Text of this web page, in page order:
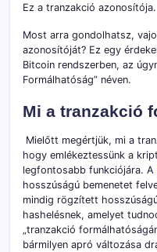
Ez a tranzakció azonosítója.
Most arra gondolhatsz,
azonosítóját? Ez egy
Bitcoin rendszerben, az
Formálhatóság” néven.
Mi a tranzakció
Mielőtt megértjük, mi a
hogy emlékeztessünk a
legfontosabb funkciójára. A
hosszúságú bemenetet
mindig rögzített
hashelésnek, amelyet
„tranzakció
bármilyen apró változása